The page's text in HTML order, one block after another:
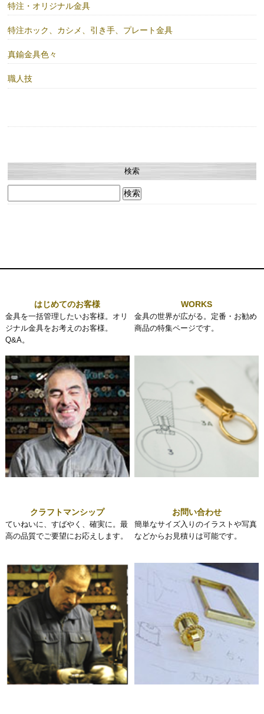
特注・オリジナル金具
特注ホック、カシメ、引き手、プレート金具
真鍮金具色々
職人技
検索
索:
はじめてのお客様
金具を一括管理したいお客様。オリ
ジナル金具をお考えのお客様。
Q&A。
WORKS
金具の世界が広がる。定番・お勧め
商品の特集ページです。
クラフトマンシップ
ていねいに、すばやく、確実に。最
高の品質でご要望にお応えします。
お問い合わせ
簡単なサイズ入りのイラストや写真
などからお見積りは可能です。